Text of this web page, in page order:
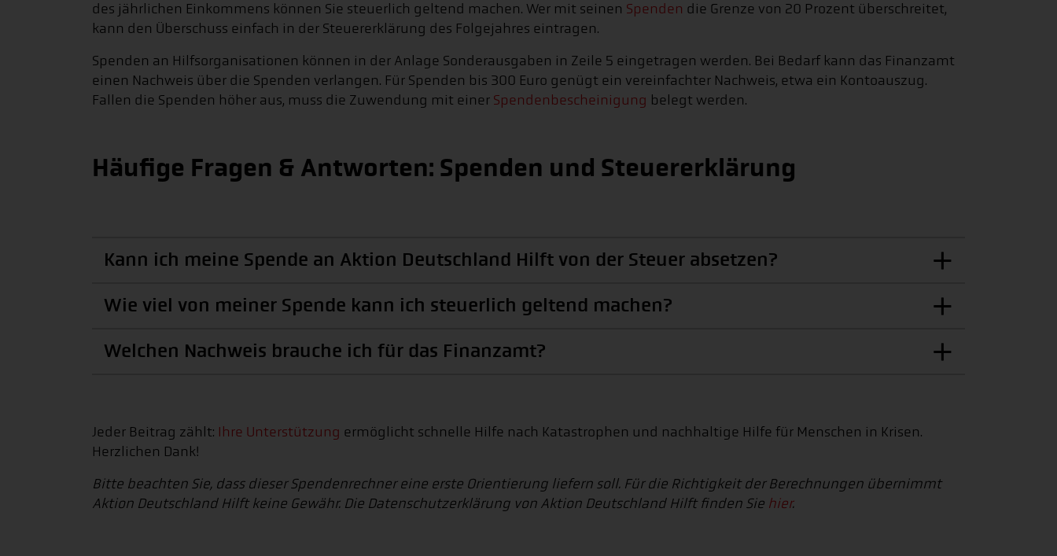
des jährlichen Einkommens können Sie steuerlich geltend machen. Wer mit seinen Spenden die Grenze von 20 Prozent überschreitet,
kann den Überschuss einfach in der Steuererklärung des Folgejahres eintragen.
Spenden an Hilfsorganisationen können in der Anlage Sonderausgaben in Zeile 5 eingetragen werden. Bei Bedarf kann das Finanzamt
einen Nachweis über die Spenden verlangen. Für Spenden bis 300 Euro genügt ein vereinfachter Nachweis, etwa ein Kontoauszug.
Fallen die Spenden höher aus, muss die Zuwendung mit einer Spendenbescheinigung belegt werden.
Häufige Fragen & Antworten: Spenden und Steuererklärung
Kann ich meine Spende an Aktion Deutschland Hilft von der Steuer absetzen?
Wie viel von meiner Spende kann ich steuerlich geltend machen?
Welchen Nachweis brauche ich für das Finanzamt?
Jeder Beitrag zählt: Ihre Unterstützung ermöglicht schnelle Hilfe nach Katastrophen und nachhaltige Hilfe für Menschen in Krisen.
Herzlichen Dank!
Bitte beachten Sie, dass dieser Spendenrechner eine erste Orientierung liefern soll. Für die Richtigkeit der Berechnungen übernimmt
Aktion Deutschland Hilft keine Gewähr. Die Datenschutzerklärung von Aktion Deutschland Hilft finden Sie hier.